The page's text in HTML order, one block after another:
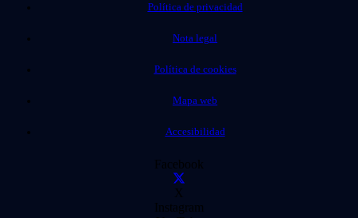
Política de privacidad
Nota legal
Política de cookies
Mapa web
Accesibilidad
Facebook
X
Instagram